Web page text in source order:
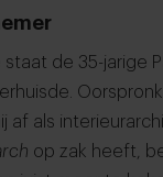
staat de 35-jarige
af als
op zak heeft,